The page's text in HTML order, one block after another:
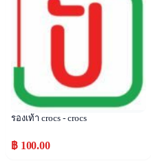
รองเท้า crocs - crocs
฿ 100.00